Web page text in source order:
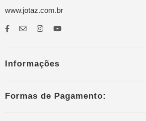
www.jotaz.com.br
Informações
Formas de Pagamento: